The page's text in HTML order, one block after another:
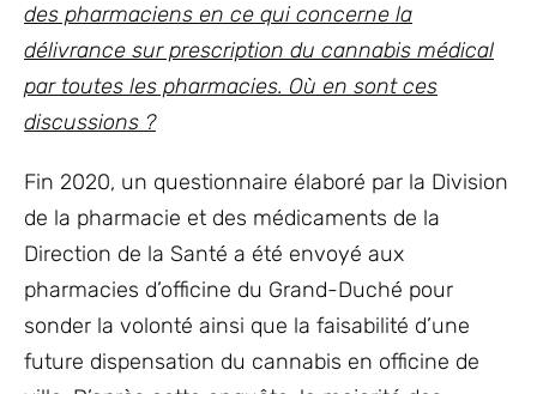
des pharmaciens en ce qui concerne la
délivrance sur prescription du cannabis médical
par toutes les pharmacies. Où en sont ces
discussions ?
Fin 2020, un questionnaire élaboré par la Division
de la pharmacie et des médicaments de la
Direction de la Santé a été envoyé aux
pharmacies d’officine du Grand-Duché pour
sonder la volonté ainsi que la faisabilité d’une
future dispensation du cannabis en officine de